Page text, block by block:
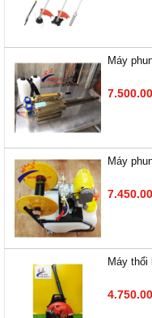
Máy
Máy
Máy thổi